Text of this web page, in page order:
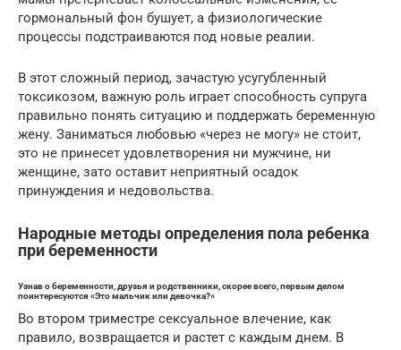
гормональный фон бушует, а физиологические
процессы подстраиваются под новые реалии.
В этот сложный период, зачастую усугубленный
токсикозом, важную роль играет способность супруга
правильно понять ситуацию и поддержать беременную
жену. Заниматься любовью «через не могу» не стоит,
это не принесет удовлетворения ни мужчине, ни
женщине, зато оставит неприятный осадок
принуждения и недовольства.
Народные методы определения пола ребенка
при беременности
Узнав о беременности, друзья и родственники, скорее всего, первым делом
поинтересуются «Это мальчик или девочка?»
Во втором триместре сексуальное влечение, как
правило, возвращается и растет с каждым днем. В